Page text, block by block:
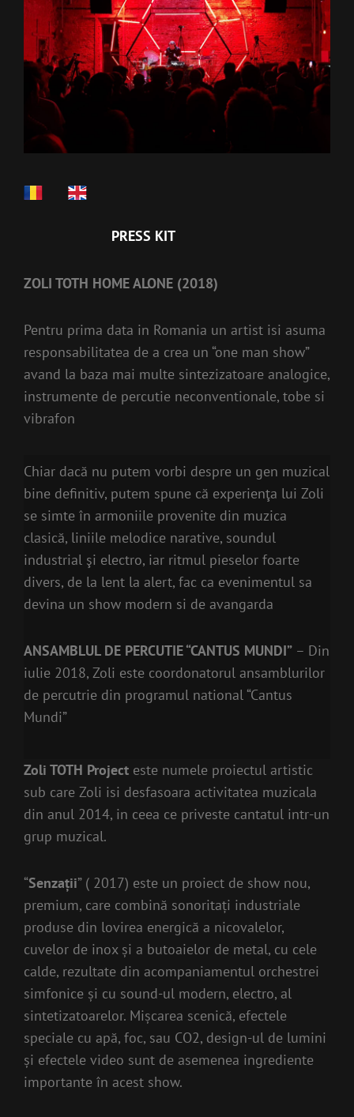
PRESS KIT
ZOLI TOTH HOME ALONE (2018)
Pentru prima data in Romania un artist isi asuma
responsabilitatea de a crea un “one man show”
avand la baza mai multe sintezizatoare analogice,
instrumente de percutie neconventionale, tobe si
vibrafon
Chiar dacă nu putem vorbi despre un gen muzical
bine definitiv, putem spune că experienţa lui Zoli
se simte în armoniile provenite din muzica
clasică, liniile melodice narative, soundul
industrial şi electro, iar ritmul pieselor foarte
divers, de la lent la alert, fac ca evenimentul sa
devina un show modern si de avangarda
ANSAMBLUL DE PERCUTIE “CANTUS MUNDI” – Din
iulie 2018, Zoli este coordonatorul ansamblurilor
de percutrie din programul national “Cantus
Mundi”
Zoli TOTH Project este numele proiectul artistic
sub care Zoli isi desfasoara activitatea muzicala
din anul 2014, in ceea ce priveste cantatul intr-un
grup muzical.
“Senzații” ( 2017) este un proiect de show nou,
premium, care combină sonoritați industriale
produse din lovirea energică a nicovalelor,
cuvelor de inox și a butoaielor de metal, cu cele
calde, rezultate din acompaniamentul orchestrei
simfonice și cu sound-ul modern, electro, al
sintetizatoarelor. Mișcarea scenică, efectele
speciale cu apă, foc, sau CO2, design-ul de lumini
și efectele video sunt de asemenea ingrediente
importante în acest show.